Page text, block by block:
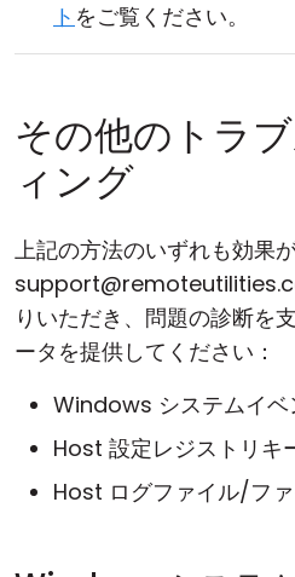
ト をご覧ください。
その他のトラ
ィング
上記の方法のいずれも効果
りいただき、問題の診断を
ータを提供してください：
Windows システムイベ
Host 設定レジストリキ
Host ログファイル/フ